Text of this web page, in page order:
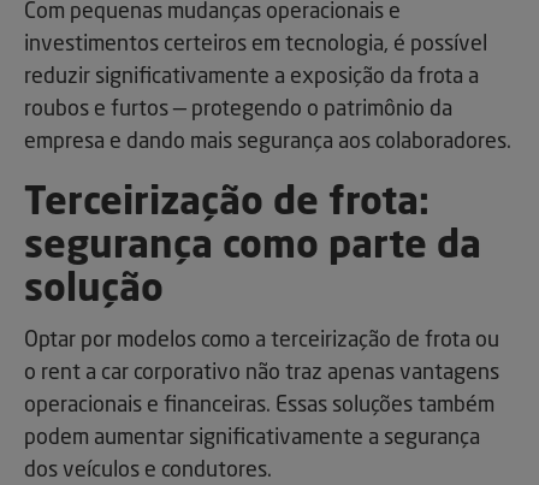
Com pequenas mudanças operacionais e
investimentos certeiros em tecnologia, é possível
reduzir significativamente a exposição da frota a
roubos e furtos — protegendo o patrimônio da
empresa e dando mais segurança aos colaboradores.
Terceirização de frota:
segurança como parte da
solução
Optar por modelos como a terceirização de frota ou
o rent a car corporativo não traz apenas vantagens
operacionais e financeiras. Essas soluções também
podem aumentar significativamente a segurança
dos veículos e condutores.